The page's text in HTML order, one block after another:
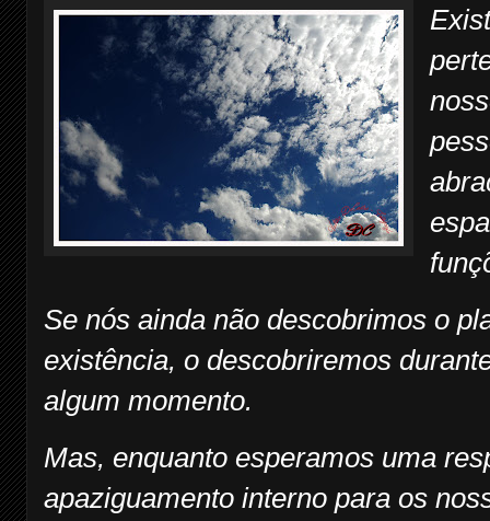
Se nós ainda não descobrimos o
existência, o descobriremos
algum momento.
Mas, enquanto esperamos uma
apaziguamento interno para os